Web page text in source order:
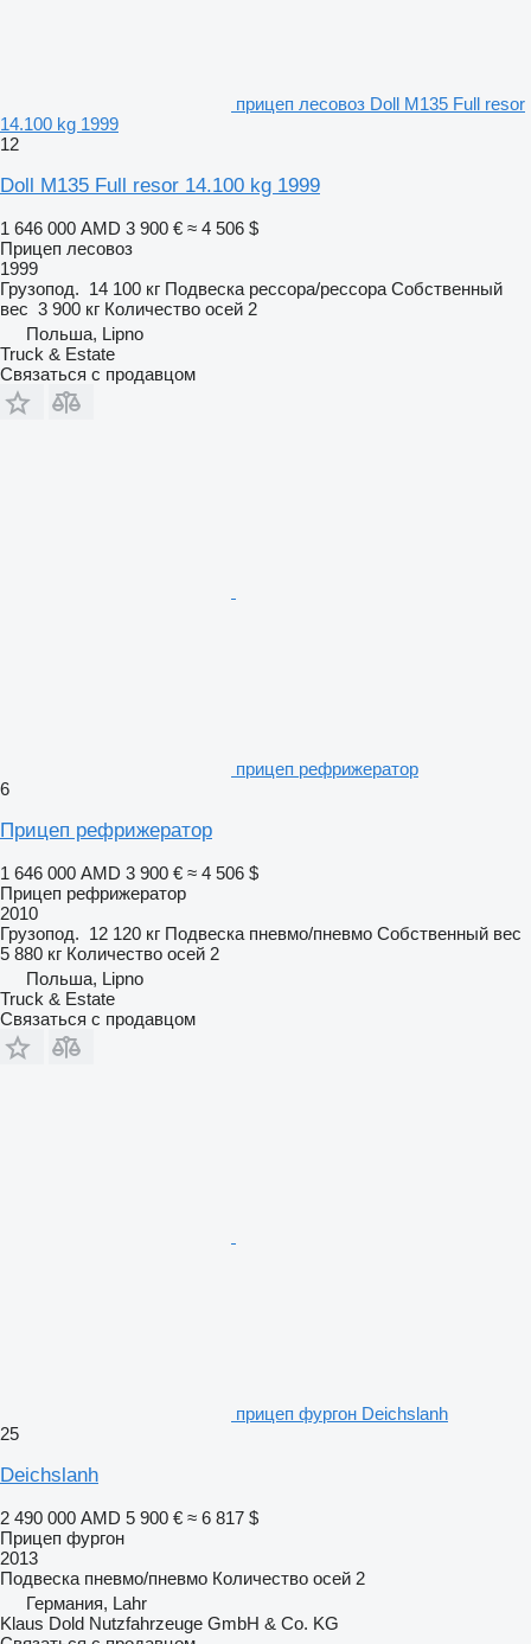
прицеп лесовоз Doll M135 Full resor
14.100 kg 1999
12
Doll M135 Full resor 14.100 kg 1999
1 646 000 AMD 3 900 € ≈ 4 506 $
Прицеп лесовоз
1999
Грузопод. 14 100 кг Подвеска рессора/рессора Собственный
вес 3 900 кг Количество осей 2
Польша, Lipno
Truck & Estate
Связаться с продавцом
прицеп рефрижератор
6
Прицеп рефрижератор
1 646 000 AMD 3 900 € ≈ 4 506 $
Прицеп рефрижератор
2010
Грузопод. 12 120 кг Подвеска пневмо/пневмо Собственный вес
5 880 кг Количество осей 2
Польша, Lipno
Truck & Estate
Связаться с продавцом
прицеп фургон Deichslanh
25
Deichslanh
2 490 000 AMD 5 900 € ≈ 6 817 $
Прицеп фургон
2013
Подвеска пневмо/пневмо Количество осей 2
Германия, Lahr
Klaus Dold Nutzfahrzeuge GmbH & Co. KG